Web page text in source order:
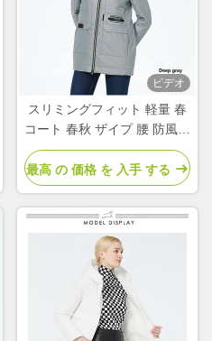
ビデオ
スリミングフィット 軽量 春
コート 春秋 ザイプ 腰 防風コ
ート
最高 の 価格 を 入手 する